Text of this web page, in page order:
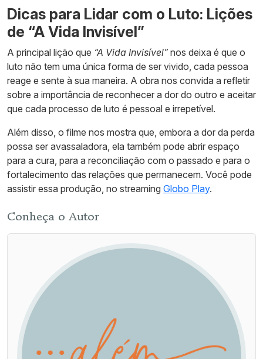
Dicas para Lidar com o Luto: Lições
de “A Vida Invisível”
A principal lição que “A Vida Invisível”nos deixa é que o
luto não tem uma única forma de ser vivido, cada pessoa
reage e sente à sua maneira. A obra nos convida a refletir
sobre a importância de reconhecer a dor do outro e aceitar
que cada processo de luto é pessoal e irrepetível.
Além disso, o filme nos mostra que, embora a dor da perda
possa ser avassaladora, ela também pode abrir espaço
para a cura, para a reconciliação com o passado e para o
fortalecimento das relações que permanecem. Você pode
assistir essa produção, no streaming Globo Play.
Conheça o Autor